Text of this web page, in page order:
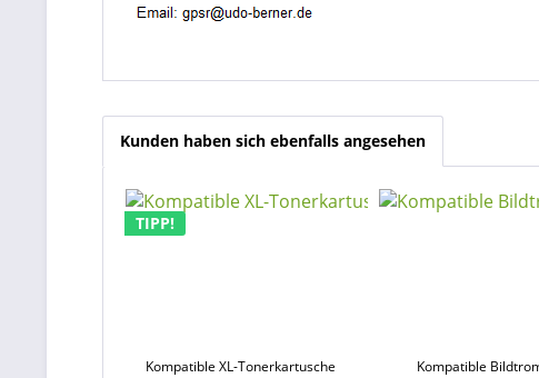
Kunden haben sich ebenfalls angesehen
TIPP!
Kompatible XL-Tonerkartusche
Kompatible